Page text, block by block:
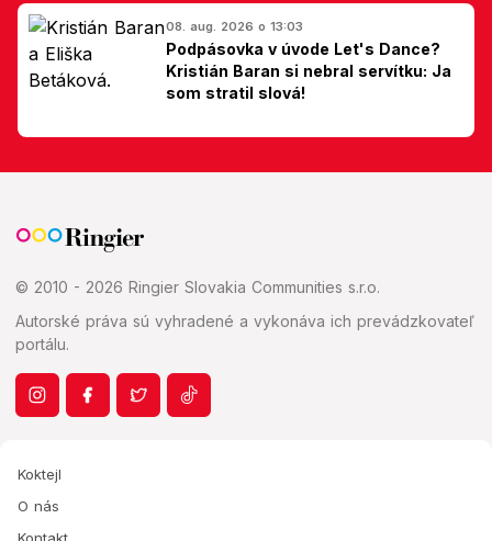
08. aug. 2026 o 13:03
Podpásovka v úvode Let's Dance?
Kristián Baran si nebral servítku: Ja
som stratil slová!
© 2010 - 2026 Ringier Slovakia Communities s.r.o.
Autorské práva sú vyhradené a vykonáva ich prevádzkovateľ
portálu.
Koktejl
O nás
Kontakt